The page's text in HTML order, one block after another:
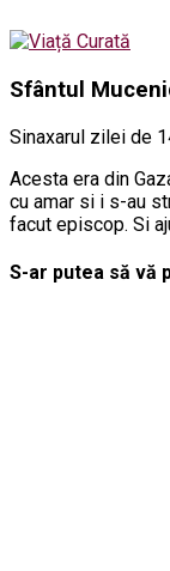
Sfântul
Sinaxarul zilei de
Acesta era din
cu amar si i s-au
facut episcop. Si
S-ar putea să vă